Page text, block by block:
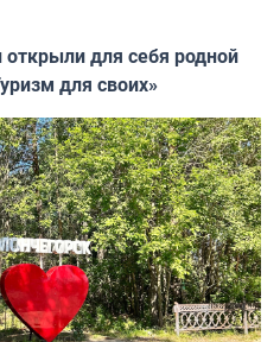
для себя родной
для своих»